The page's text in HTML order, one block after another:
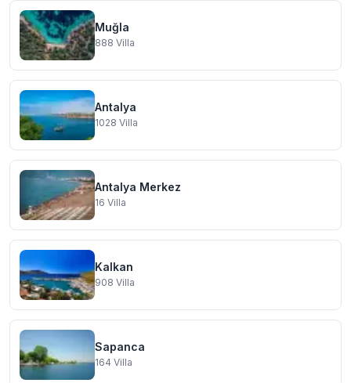
Muğla
888 Villa
Antalya
1028 Villa
Antalya Merkez
16 Villa
Kalkan
908 Villa
Sapanca
164 Villa